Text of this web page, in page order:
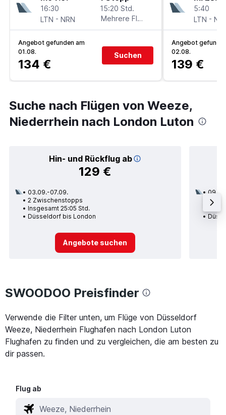
16:30
LTN - NRN
15:20 Std.
Mehrere Fluglinien
Angebot gefunden am
01.08.
134 €
Suchen
5:40
LTN -
Angebot
02.08.
139 €
Suche nach Flügen von Weeze,
Niederrhein nach London Luton
Hin- und Rückflug ab
129 €
03.09.-07.09.
2 Zwischenstopps
Insgesamt 25:05 Std.
Düsseldorf bis London
Angebote suchen
1
SWOODOO Preisfinder
Verwende die Filter unten, um Flüge von Düsseldorf
Weeze, Niederrhein Flughafen nach London Luton
Flughafen zu finden und zu vergleichen, die am besten zu
dir passen.
Flug ab